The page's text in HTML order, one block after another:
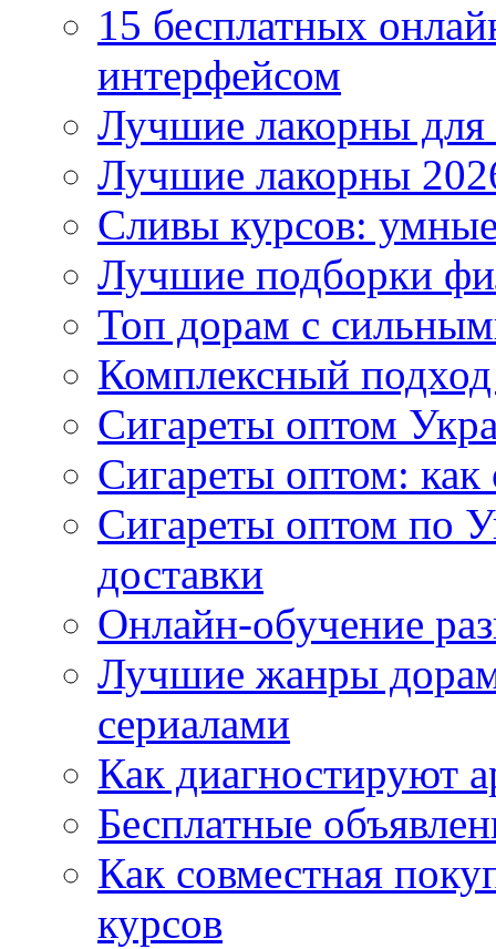
15 бесплатных
интерфейсом
Лучшие лакорны для
Лучшие лакорны
Сливы курсов:
Лучшие подборки
Топ дорам с
Комплексный
Сигареты оптом
Сигареты оптом: как
Сигареты оптом по
доставки
Онлайн-обучение
Лучшие жанры дорам
сериалами
Как диагностируют
Бесплатные
Как совместная
курсов